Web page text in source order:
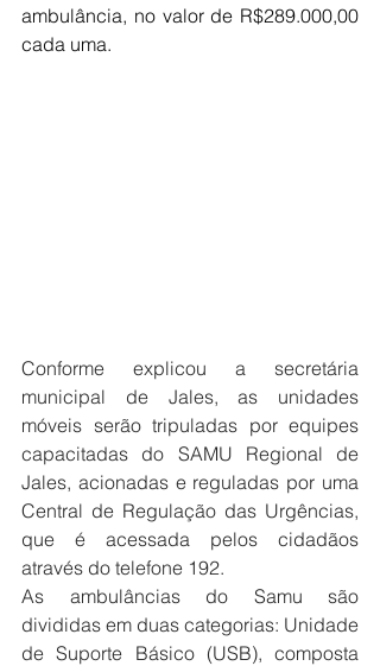
ambulância, no valor de R$289.000,00
cada uma.
Conforme explicou a secretária
municipal de Jales, as unidades
móveis serão tripuladas por equipes
capacitadas do SAMU Regional de
Jales, acionadas e reguladas por uma
Central de Regulação das Urgências,
que é acessada pelos cidadãos
através do telefone 192.
As ambulâncias do Samu são
divididas em duas categorias: Unidade
de Suporte Básico (USB), composta